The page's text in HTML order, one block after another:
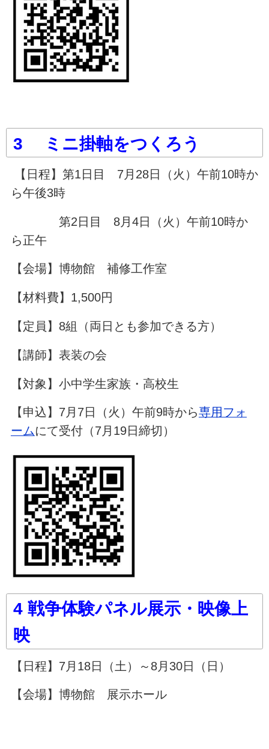
3 ミニ掛軸をつくろう
【日程】第1日目 7月28日（火）午前10時か
ら午後3時
第2日目 8月4日（火）午前10時か
ら正午
【会場】博物館 補修工作室
【材料費】1,500円
【定員】8組（両日とも参加できる方）
【講師】表装の会
【対象】小中学生家族・高校生
【申込】7月7日（火）午前9時から専用フォ
ームにて受付（7月19日締切）
4 戦争体験パネル展示・映像上
映
【日程】7月18日（土）～8月30日（日）
【会場】博物館 展示ホール